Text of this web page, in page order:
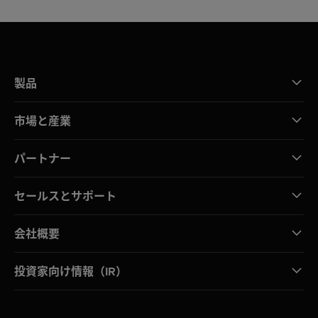
製品
市場と産業
パートナー
セールスとサポート
会社概要
投資家向け情報（IR）